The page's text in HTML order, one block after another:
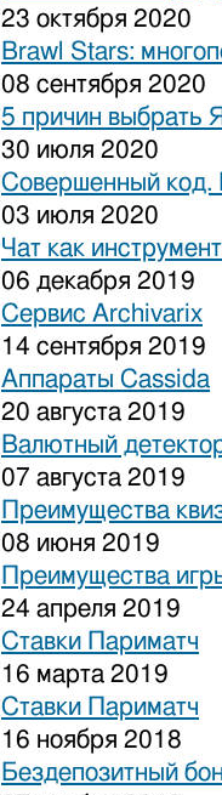
23 октября 2020
Brawl Stars:
08 сентября 2020
5 причин выбрать
30 июля 2020
Совершенный код.
03 июля 2020
Чат как
06 декабря 2019
Сервис Archivarix
14 сентября 2019
Аппараты Cassida
20 августа 2019
Валютный
07 августа 2019
Преимущества
08 июня 2019
Преимущества
24 апреля 2019
Ставки Париматч
16 марта 2019
Ставки Париматч
16 ноября 2018
Бездепозитный